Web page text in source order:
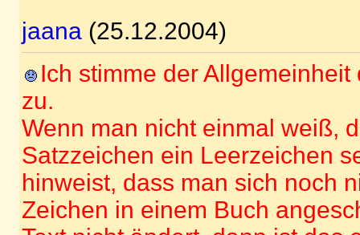
jaana (25.12.2004)
Ich stimme der
zu.
Wenn man nicht einmal weiß,
Satzzeichen ein Leerzeichen
hinweist, dass man sich noch
Zeichen in einem Buch